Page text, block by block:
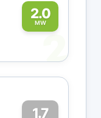
2.0
MW
2
1.7